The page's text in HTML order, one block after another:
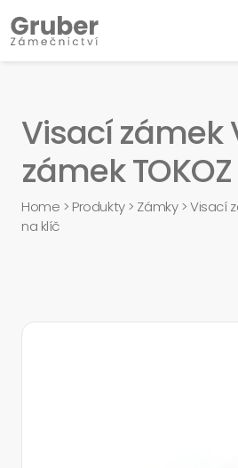
Visací zámek
zámek
Home > Produkty> Zámky>Visací
na klíč